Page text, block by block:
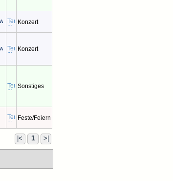
Konzert
Konzert
Sonstiges
Feste/Feiern
|< 1 >|